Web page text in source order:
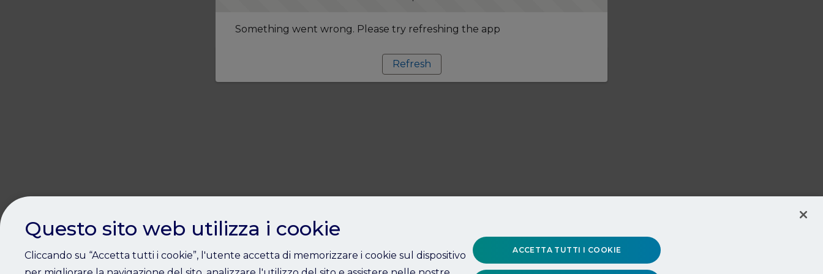
Something went wrong. Please try refreshing the app
Refresh
Questo sito web utilizza i cookie
Cliccando su “Accetta tutti i cookie”, l'utente accetta di memorizzare i cookie sul dispositivo
ACCETTA TUTTI I COOKIE